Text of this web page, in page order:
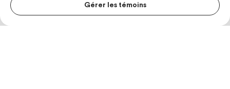
Gérer les témoins
MENU